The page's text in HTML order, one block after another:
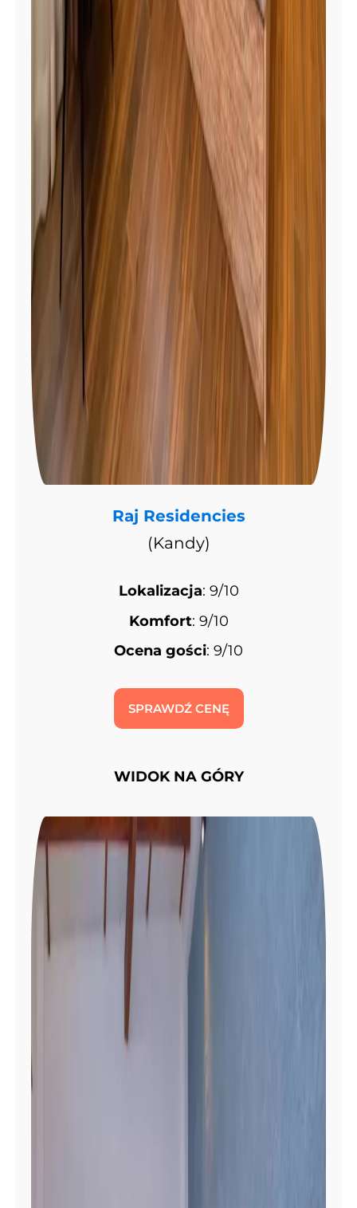
Raj Residencies
(Kandy)
Lokalizacja: 9/10
Komfort: 9/10
Ocena gości: 9/10
SPRAWDŹ CENĘ
WIDOK NA GÓRY